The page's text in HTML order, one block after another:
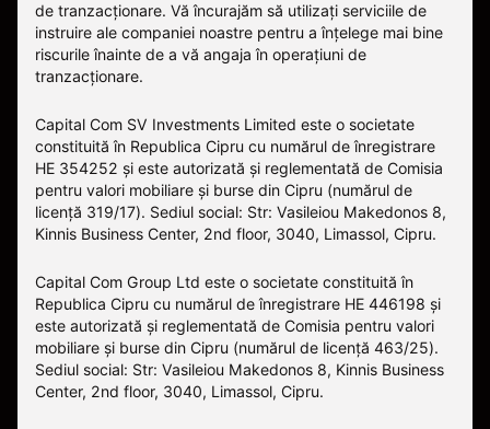
de tranzacționare. Vă încurajăm să utilizați serviciile de
instruire ale companiei noastre pentru a înțelege mai bine
riscurile înainte de a vă angaja în operațiuni de
tranzacționare.
Capital Com SV Investments Limited este o societate
constituită în Republica Cipru cu numărul de înregistrare
HE 354252 și este autorizată și reglementată de Comisia
pentru valori mobiliare și burse din Cipru (numărul de
licență 319/17). Sediul social: Str: Vasileiou Makedonos 8,
Kinnis Business Center, 2nd floor, 3040, Limassol, Cipru.
Capital Com Group Ltd este o societate constituită în
Republica Cipru cu numărul de înregistrare ΗΕ 446198 și
este autorizată și reglementată de Comisia pentru valori
mobiliare și burse din Cipru (numărul de licență 463/25).
Sediul social: Str: Vasileiou Makedonos 8, Kinnis Business
Center, 2nd floor, 3040, Limassol, Cipru.